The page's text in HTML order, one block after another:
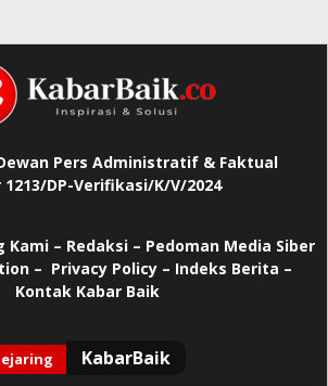
Pers Administratif & Faktual
1213/DP-Verifikasi/K/V/2024
Kami – Redaksi – Pedoman Media Siber
– Privacy Policy– Indeks Berita –
Kontak Kabar Baik